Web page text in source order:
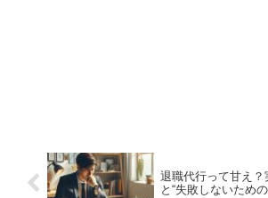
退職代行って甘え
と“失敗しないため